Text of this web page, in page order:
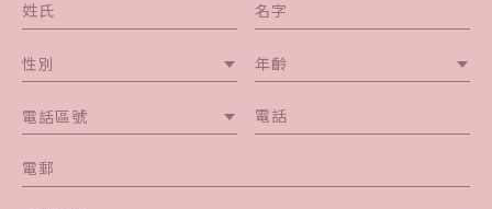
性別 年齡
電話區號